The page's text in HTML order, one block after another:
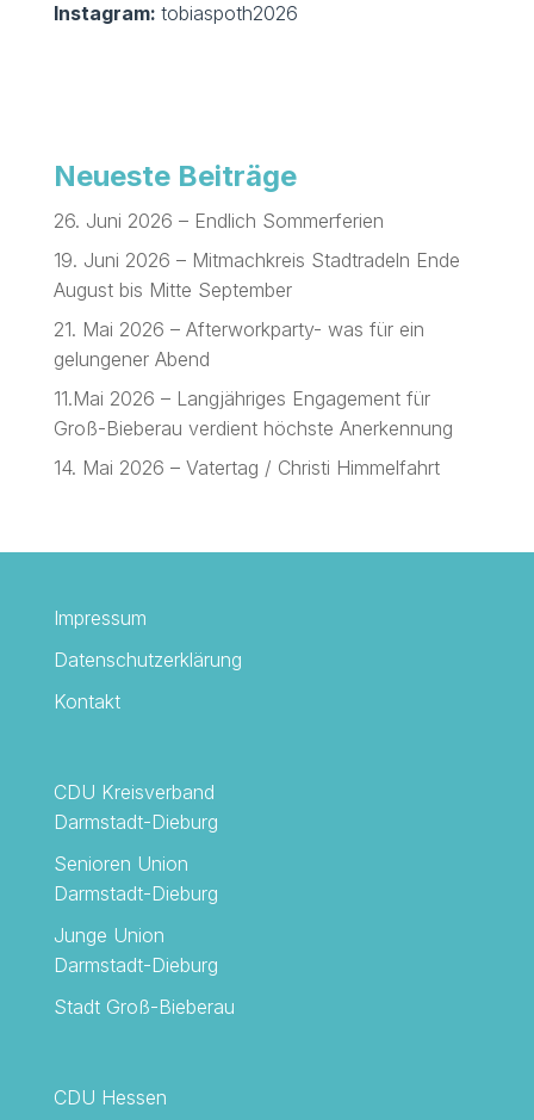
Instagram: tobiaspoth2026
Neueste Beiträge
26. Juni 2026 – Endlich Sommerferien
19. Juni 2026 – Mitmachkreis Stadtradeln Ende
August bis Mitte September
21. Mai 2026 – Afterworkparty- was für ein
gelungener Abend
11.Mai 2026 – Langjähriges Engagement für
Groß-Bieberau verdient höchste Anerkennung
14. Mai 2026 – Vatertag / Christi Himmelfahrt
Impressum
Datenschutzerklärung
Kontakt
CDU Kreisverband
Darmstadt-Dieburg
Senioren Union
Darmstadt-Dieburg
Junge Union
Darmstadt-Dieburg
Stadt Groß-Bieberau
CDU Hessen